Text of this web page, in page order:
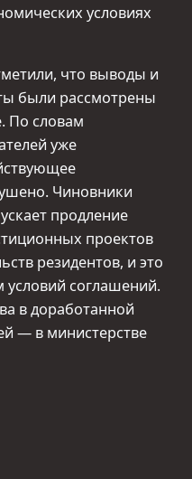
условиях
что выводы и
были рассмотрены
По словам
уже
Чиновники
продление
проектов
резидентов, и это
условий соглашений.
в доработанной
— в министерстве